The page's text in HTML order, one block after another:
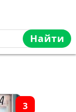
Найти
3